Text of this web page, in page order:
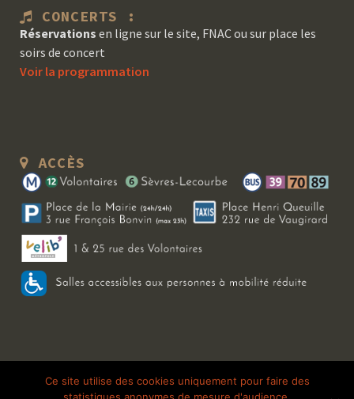
CONCERTS :
Réservations en ligne sur le site, FNAC ou sur place les
soirs de concert
Voir la programmation
ACCÈS
Copyright 2026 Le Bal Blomet | Tous droits réservés | Mentions légales
Ce site utilise des cookies uniquement pour faire des